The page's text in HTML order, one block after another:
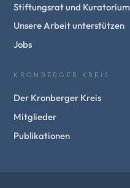
Stiftungsrat und Kuratorium
Unsere Arbeit unterstützen
Jobs
KRONBERGER KREIS
Der Kronberger Kreis
Mitglieder
Publikationen